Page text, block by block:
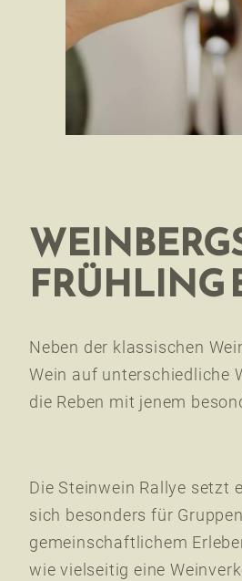
FRÜHLING
Neben der klassischen
Wein auf unterschiedliche
die Reben mit jenem
Die Steinwein Rallye setzt
sich besonders für
gemeinschaftlichem
wie vielseitig eine